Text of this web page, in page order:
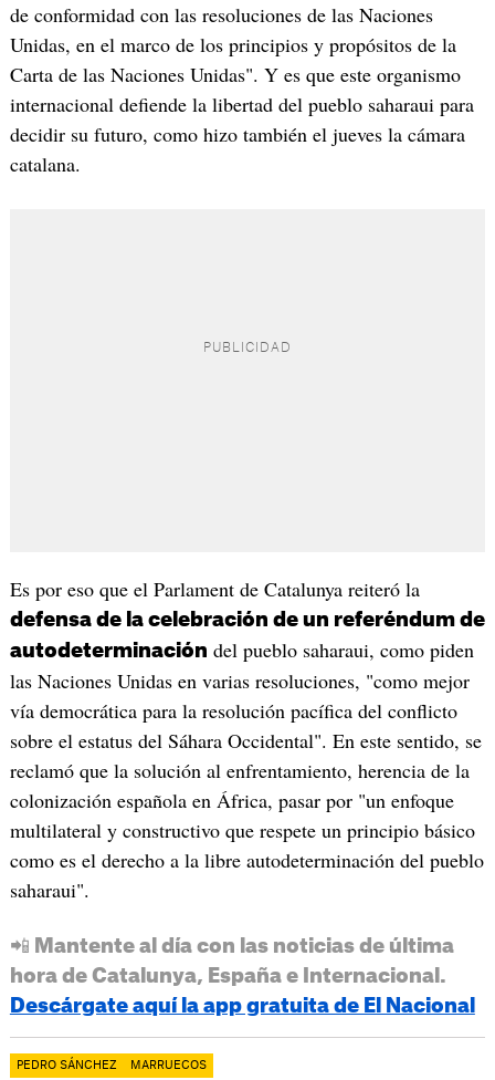
de conformidad con las resoluciones de las Naciones
Unidas, en el marco de los principios y propósitos de la
Carta de las Naciones Unidas". Y es que este organismo
internacional defiende la libertad del pueblo saharaui para
decidir su futuro, como hizo también el jueves la cámara
catalana.
Es por eso que el Parlament de Catalunya reiteró la
defensa de la celebración de un referéndum de
autodeterminación del pueblo saharaui, como piden
las Naciones Unidas en varias resoluciones, "como mejor
vía democrática para la resolución pacífica del conflicto
sobre el estatus del Sáhara Occidental". En este sentido, se
reclamó que la solución al enfrentamiento, herencia de la
colonización española en África, pasar por "un enfoque
multilateral y constructivo que respete un principio básico
como es el derecho a la libre autodeterminación del pueblo
saharaui".
📲 Mantente al día con las noticias de última
hora de Catalunya, España e Internacional.
Descárgate aquí la app gratuita de El Nacional
PEDRO SÁNCHEZ MARRUECOS